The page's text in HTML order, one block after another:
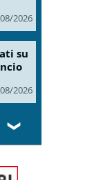
2026
su
2026
❯